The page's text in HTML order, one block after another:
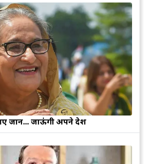
जान... जाऊंगी अपने देश